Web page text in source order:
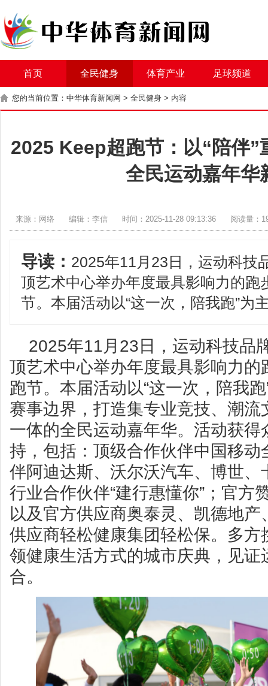
首页 全民健身 体育产业 足球频道
您的当前位置： 中华体育新闻网 > 全民健身 > 内容
2025 Keep超跑节：以“陪伴”
全民运动嘉年华
来源：网络 编辑：李信 时间：2025-11-28 09:13:36 阅读量：
导读： 2025年11月23日，运动科技
顶艺术中心举办年度最具影响力的
节。本届活动以“这一次，陪我跑”为
2025年11月23日，运动科技品
顶艺术中心举办年度最具影响力
跑节。本届活动以“这一次，陪我
赛事边界，打造集专业竞技、潮
一体的全民运动嘉年华。活动获
持，包括：顶级合作伙伴中国移动
伴阿迪达斯、沃尔沃汽车、博世、
行业合作伙伴“建行惠懂你”；官方
以及官方供应商奥泰灵、凯德地
供应商轻松健康集团轻松保。多方
领健康生活方式的城市庆典，见证
合。